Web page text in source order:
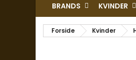
BRANDS KVINDER
Forside Kvinder